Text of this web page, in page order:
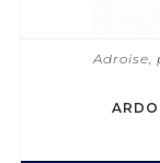
Adroise,